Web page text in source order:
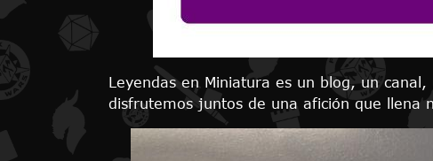
Leyendas en Miniatura es un blog, un
disfrutemos juntos de una afición que llena